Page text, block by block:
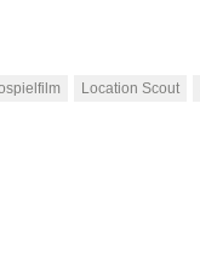
Location Scout